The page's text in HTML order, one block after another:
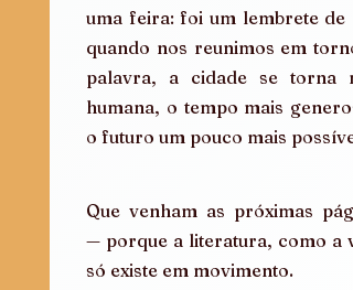
uma feira: foi um lembrete de
quando nos reunimos em
palavra, a cidade se torna
humana, o tempo mais
o futuro um pouco mais
Que venham as próximas
— porque a literatura, como a
só existe em movimento.